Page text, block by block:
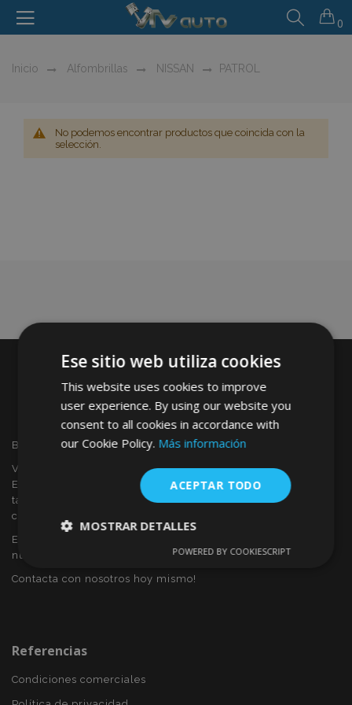
0
Inicio Alfombrillas NISSAN PATROL
No podemos encontrar productos que coincida con la
selección.
Bienvenido a VTVAUTO
VTVAUTO es distribuidor y proveedor al por mayor en
Europa, de accesorios de automóvil, tales como:
tapacubos, derivabrisas, fundas para asientos, alfombrillas,
cubiertas cromadas, marcos, etc.
Eres interesado en dropshipping o deseas convertirte en
nuestro socio?
Contacta con nosotros hoy mismo!
Referencias
Condiciones comerciales
Ese sitio web utiliza cookies
This website uses cookies to improve
user experience. By using our website you
consent to all cookies in accordance with
our Cookie Policy. Más información
ACEPTAR TODO
MOSTRAR DETALLES
estrictamente
necesarias
Cookies de
preferencias
POWERED BY COOKIESCRIPT